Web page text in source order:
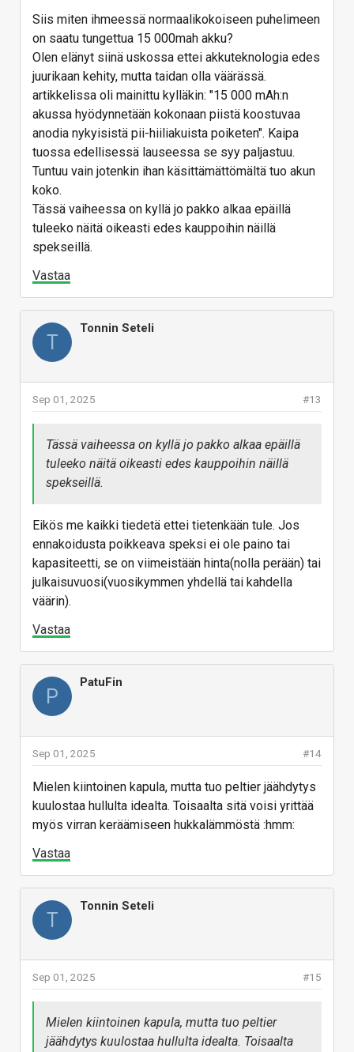
Siis miten ihmeessä normaalikokoiseen puhelimeen
on saatu tungettua 15 000mah akku?
Olen elänyt siinä uskossa ettei akkuteknologia edes
juurikaan kehity, mutta taidan olla väärässä.
artikkelissa oli mainittu kylläkin: "15 000 mAh:n
akussa hyödynnetään kokonaan piistä koostuvaa
anodia nykyisistä pii-hiiliakuista poiketen". Kaipa
tuossa edellisessä lauseessa se syy paljastuu.
Tuntuu vain jotenkin ihan käsittämättömältä tuo akun
koko.
Tässä vaiheessa on kyllä jo pakko alkaa epäillä
tuleeko näitä oikeasti edes kauppoihin näillä
spekseillä.
Vastaa
T
Tonnin Seteli
#13
Sep 01, 2025
Tässä vaiheessa on kyllä jo pakko alkaa epäillä
tuleeko näitä oikeasti edes kauppoihin näillä
spekseillä.
Eikös me kaikki tiedetä ettei tietenkään tule. Jos
ennakoidusta poikkeava speksi ei ole paino tai
kapasiteetti, se on viimeistään hinta(nolla perään) tai
julkaisuvuosi(vuosikymmen yhdellä tai kahdella
väärin).
Vastaa
P
PatuFin
#14
Sep 01, 2025
Mielen kiintoinen kapula, mutta tuo peltier jäähdytys
kuulostaa hullulta idealta. Toisaalta sitä voisi yrittää
myös virran keräämiseen hukkalämmöstä :hmm:
Vastaa
T
Tonnin Seteli
#15
Sep 01, 2025
Mielen kiintoinen kapula, mutta tuo peltier
jäähdytys kuulostaa hullulta idealta. Toisaalta